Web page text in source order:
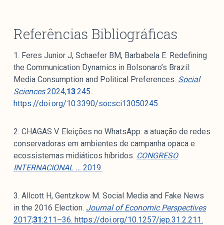
Referências Bibliográficas
1. Feres Junior J, Schaefer BM, Barbabela E. Redefining
the Communication Dynamics in Bolsonaro’s Brazil:
Media Consumption and Political Preferences. Social
Sciences2024;13:245.
https://doi.org/10.3390/socsci13050245.
2. CHAGAS V. Eleições no WhatsApp: a atuação de redes
conservadoras em ambientes de campanha opaca e
ecossistemas midiáticos híbridos. CONGRESO
INTERNACIONAL … 2019.
3. Allcott H, Gentzkow M. Social Media and Fake News
in the 2016 Election. Journal of Economic Perspectives
2017;31:211–36. https://doi.org/10.1257/jep.31.2.211.